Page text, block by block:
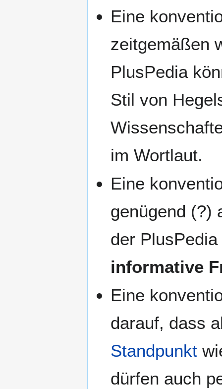
Eine
zeitgemäßen
PlusPedia
Stil von
im Wortlaut.
Eine
genügend (?)
der
informative
Eine
darauf, dass
Standpunkt
dürfen auch